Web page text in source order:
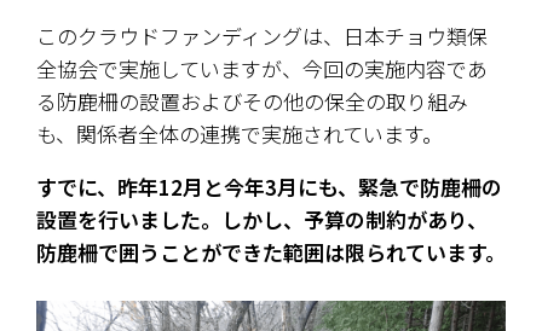
このクラウドファンディングは、日本チョウ類保
全協会で実施していますが、今回の実施内容であ
る防鹿柵の設置およびその他の保全の取り組み
も、関係者全体の連携で実施されています。
すでに、昨年12月と今年3月にも、緊急で防鹿柵の
設置を行いました。しかし、予算の制約があり、
防鹿柵で囲うことができた範囲は限られています。